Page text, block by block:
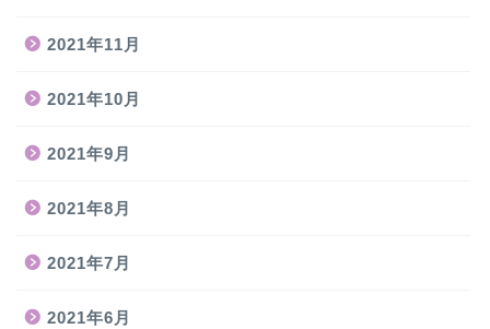
2021年11月
2021年10月
2021年9月
2021年8月
2021年7月
2021年6月